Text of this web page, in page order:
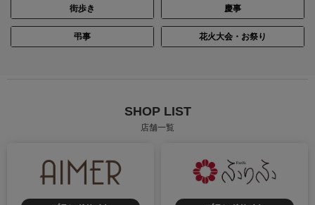
街歩き 慶事
弔事 花火大会・お祭り
SHOP LIST
店舗一覧